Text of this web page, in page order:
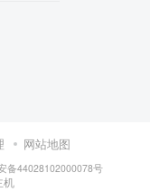
网站地图
备44028102000078号
机